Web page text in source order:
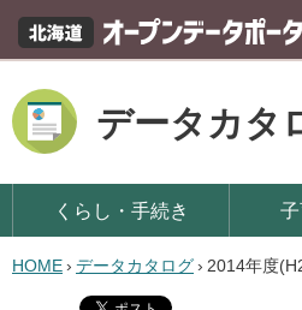
データカタ
くらし・手続き
HOME› データカタログ› 2014年度